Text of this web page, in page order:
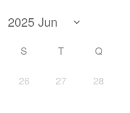
S T Q
26 27 28